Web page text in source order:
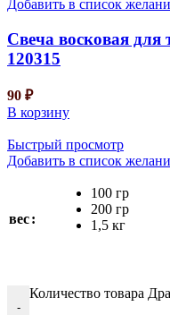
Добавить в список
Свеча восковая
120315
90 ₽
В корзину
Быстрый просмотр
Добавить в список
вес
100 гр
200 гр
1,5 кг
-
Количество товара